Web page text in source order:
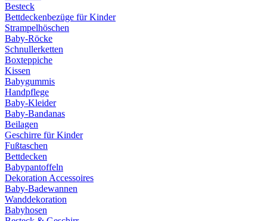
Besteck
Bettdeckenbezüge für Kinder
Strampelhöschen
Baby-Röcke
Schnullerketten
Boxteppiche
Kissen
Babygummis
Handpflege
Baby-Kleider
Baby-Bandanas
Beilagen
Geschirre für Kinder
Fußtaschen
Bettdecken
Babypantoffeln
Dekoration Accessoires
Baby-Badewannen
Wanddekoration
Babyhosen